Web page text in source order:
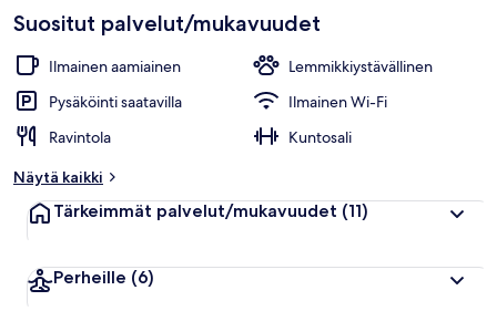
Suositut palvelut/mukavuudet
Ilmainen aamiainen
Lemmikkiystävällinen
Pysäköinti saatavilla
Ilmainen Wi-Fi
Ravintola
Kuntosali
Näytä kaikki
Tärkeimmät palvelut/mukavuudet (11)
Perheille (6)